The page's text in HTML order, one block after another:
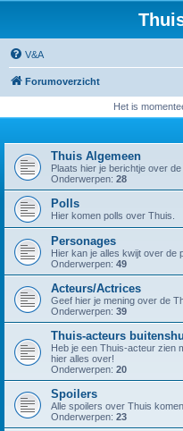
V&A
Forumoverzicht
Het is
Thuis Algemeen
Plaats hier je berichtje over
Onderwerpen: 28
Polls
Hier komen polls over Thuis.
Personages
Hier kan je alles kwijt over de
Onderwerpen: 49
Acteurs/Actrices
Geef hier je mening over de
Onderwerpen: 39
Thuis-acteurs
Heb je een Thuis-acteur zien
hier alles over!
Onderwerpen: 20
Spoilers
Alle spoilers over Thuis
Onderwerpen: 23